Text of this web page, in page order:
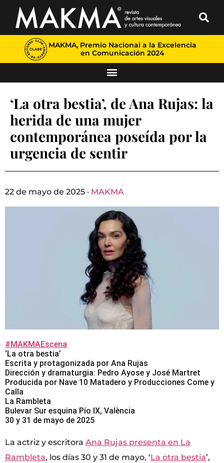
MAKMA, Premio Nacional a la Excelencia
en Comunicación 2024
‘La otra bestia’, de Ana Rujas: la
herida de una mujer
contemporánea poseída por la
urgencia de sentir
22 de mayo de 2025 · MAKMA
#MAKMAEscena
‘La otra bestia’
Escrita y protagonizada por Ana Rujas
Dirección y dramaturgia: Pedro Ayose y José Martret
Producida por Nave 10 Matadero y Producciones Come y
Calla
La Rambleta
Bulevar Sur esquina Pío IX, València
30 y 31 de mayo de 2025
La actriz y escritora Ana Rujas presenta en La
Rambleta, los días 30 y 31 de mayo, ‘La otra bestia’,